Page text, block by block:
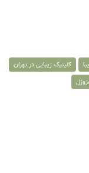
کلینیک زیبایی در تهران